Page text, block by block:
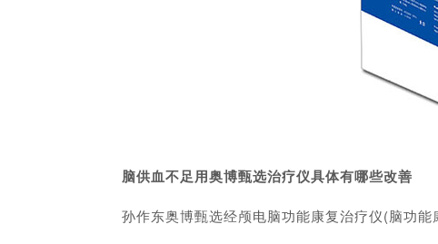
脑供血不足用奥博甄选治疗仪具体有哪些改善
孙作东奥博甄选经颅电脑功能康复治疗仪(脑功能